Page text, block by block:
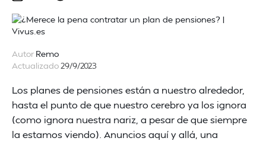
Autor Remo
Actualizado29/9/2023
Los planes de pensiones están a nuestro alrededor,
hasta el punto de que nuestro cerebro ya los ignora
(como ignora nuestra nariz, a pesar de que siempre
la estamos viendo). Anuncios aquí y allá, una